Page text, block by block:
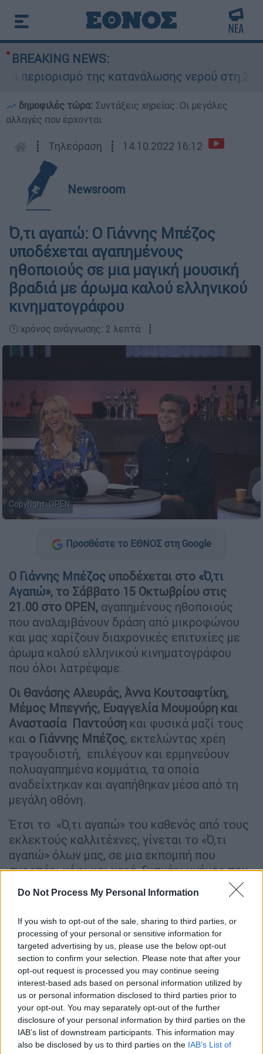
Do Not Process My Personal Information
If you wish to opt-out of the sale, sharing to third parties, or
processing of your personal or sensitive information for
targeted advertising by us, please use the below opt-out
section to confirm your selection. Please note that after your
opt-out request is processed you may continue seeing
interest-based ads based on personal information utilized by
us or personal information disclosed to third parties prior to
your opt-out. You may separately opt-out of the further
disclosure of your personal information by third parties on the
IAB’s list of downstream participants. This information may
also be disclosed by us to third parties on the IAB’s List of
BREAKING NEWS:
της κατανάλωσης νερού στη
δημοφιλές τώρα: Συντάξεις χηρείας: Οι μεγάλες
αλλαγές που έρχονται
┋ Τηλεόραση ┋ 14.10.2022 16:12
Newsroom
Ό,τι αγαπώ: O Γιάννης Μπέζος
υποδέχεται αγαπημένους
ηθοποιούς σε μια μαγική μουσική
βραδιά με άρωμα καλού ελληνικού
κινηματογράφου
🕛 χρόνος ανάγνωσης: 2 λεπτά ┋
Copyright: ΟPEN
Προσθέστε το ΕΘΝΟΣ στη Google
Ο Γιάννης Μπέζος υποδέχεται στο «Ό,τι
Αγαπώ», το Σάββατο 15 Οκτωβρίου στις
21.00 στο OPEN, αγαπημένους ηθοποιούς
που αναλαμβάνουν δράση από μικροφώνου
και μας χαρίζουν διαχρονικές επιτυχίες με
άρωμα καλού ελληνικού κινηματογράφου
που όλοι λατρέψαμε.
Οι Θανάσης Αλευράς, Άννα Κουτσαφτίκη,
Μέμος Μπεγνής, Ευαγγελία Μουμούρη και
Αναστασία Παντούση και φυσικά μαζί τους
και ο Γιάννης Μπέζος, εκτελώντας χρέη
τραγουδιστή, επιλέγουν και ερμηνεύουν
πολυαγαπημένα κομμάτια, τα οποία
αναδείχτηκαν και αγαπήθηκαν μέσα από τη
μεγάλη οθόνη.
Έτσι το «Ό,τι αγαπώ» του καθενός από τους
εκλεκτούς καλλιτέχνες, γίνεται το «Ό,τι
αγαπώ» όλων μας, σε μια εκπομπή που
σκορπάει κέφι και χαρά, ξυπνάει μνήμες που
όλοι νοσταλγούμε και μας ενώνει με
ακούσματα που μεγάλωσαν γενιές Ελλήνων.